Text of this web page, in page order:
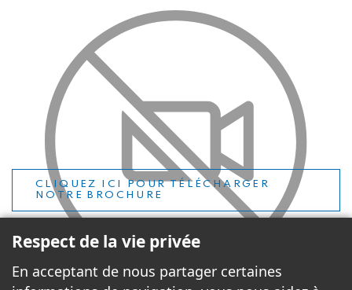
CLIQUEZ ICI POUR TÉLÉCHARGER
NOTRE BROCHURE
Respect de la vie privée
En acceptant de nous partager certaines